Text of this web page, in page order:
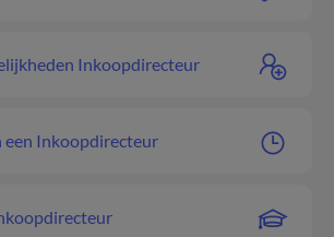
Inkoopdirecteur
Inkoopdirecteur